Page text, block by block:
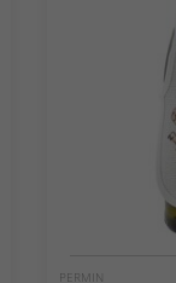
PERMIN